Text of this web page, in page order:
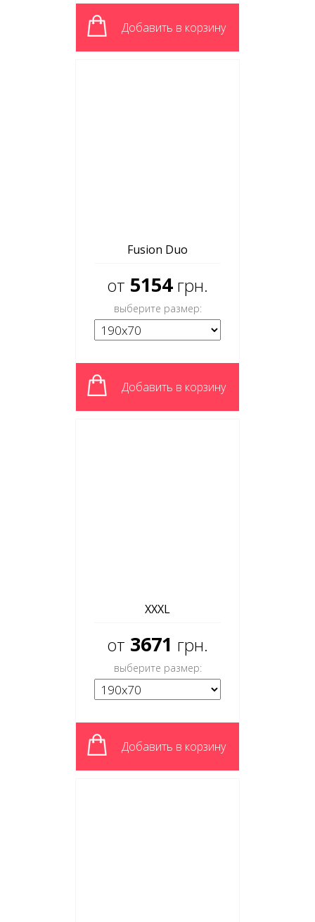
Добавить в корзину
Fusion Duo
от 5154 грн.
выберите размер:
Добавить в корзину
XXXL
от 3671 грн.
выберите размер:
Добавить в корзину